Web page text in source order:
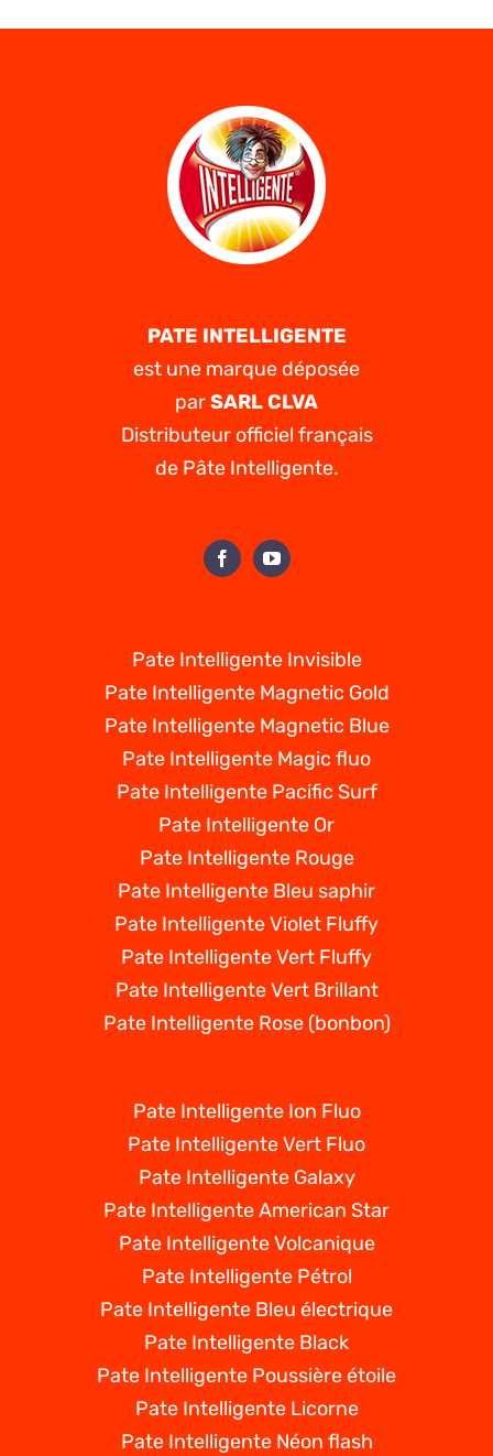
France
PATE INTELLIGENTE
est une marque déposée
parSARL CLVA
Distributeur officiel français
de Pâte Intelligente.
Pate Intelligente Invisible
Pate Intelligente Magnetic Gold
Pate Intelligente Magnetic Blue
Pate Intelligente Magic fluo
Pate Intelligente Pacific Surf
Pate Intelligente Or
Pate Intelligente Rouge
Pate Intelligente Bleu saphir
Pate Intelligente Violet Fluffy
Pate Intelligente Vert Fluffy
Pate Intelligente Vert Brillant
Pate Intelligente Rose (bonbon)
Pate Intelligente Ion Fluo
Pate Intelligente Vert Fluo
Pate Intelligente Galaxy
Pate Intelligente American Star
Pate Intelligente Volcanique
Pate Intelligente Pétrol
Pate Intelligente Bleu électrique
Pate Intelligente Black
Pate Intelligente Poussière étoile
Pate Intelligente Licorne
Pate Intelligente Néon flash